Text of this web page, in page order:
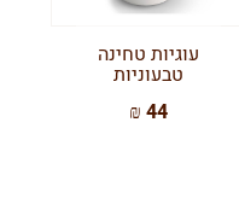
עוגיות טחינה
טבעוניות
44 ₪